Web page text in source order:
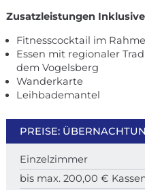
Zusatzleistungen Inklusive
Fitnesscocktail im
Essen mit regionaler
dem Vogelsberg
Wanderkarte
Leihbademantel
PREISE:
Einzelzimmer
bis max. 200,00 €